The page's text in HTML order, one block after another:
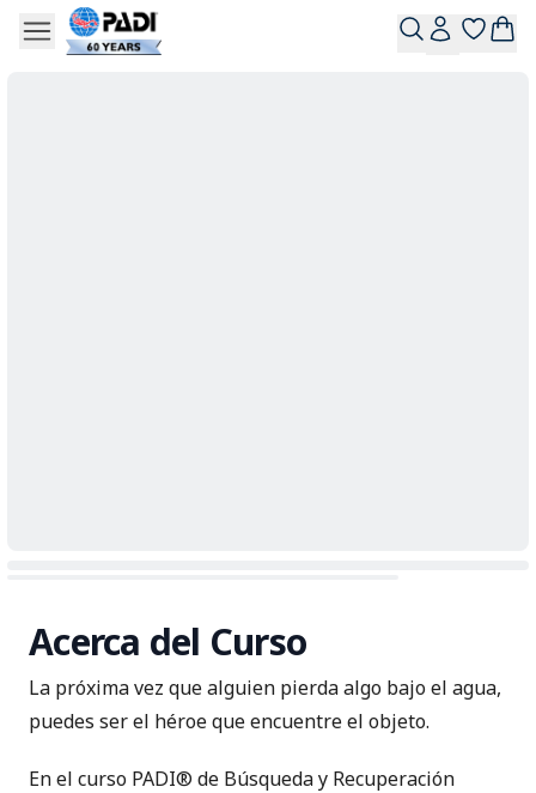
Acerca del Curso
La próxima vez que alguien pierda algo bajo el agua,
puedes ser el héroe que encuentre el objeto.
En el curso PADI® de Búsqueda y Recuperación